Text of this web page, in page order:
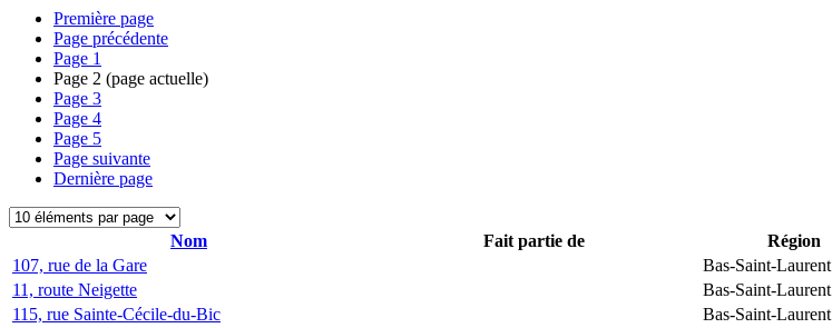
Première page
Page précédente
Page 1
Page 2 (page actuelle)
Page 3
Page 4
Page 5
Page suivante
Dernière page
Nom Fait partie de Région
107, rue de la Gare
Bas-Saint-Laurent
11, route Neigette
Bas-Saint-Laurent
115, rue Sainte-Cécile-du-Bic
Bas-Saint-Laurent